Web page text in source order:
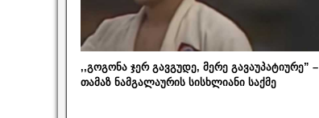
,,გოგონა ჯერ გავგუდე, მერე გავაუპატიურე” –
თამაზ ნამგალაურის სისხლიანი საქმე